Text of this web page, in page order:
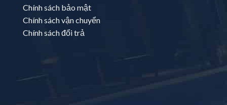
Chính sách bảo mật
Chính sách vận chuyển
Chính sách đổi trả